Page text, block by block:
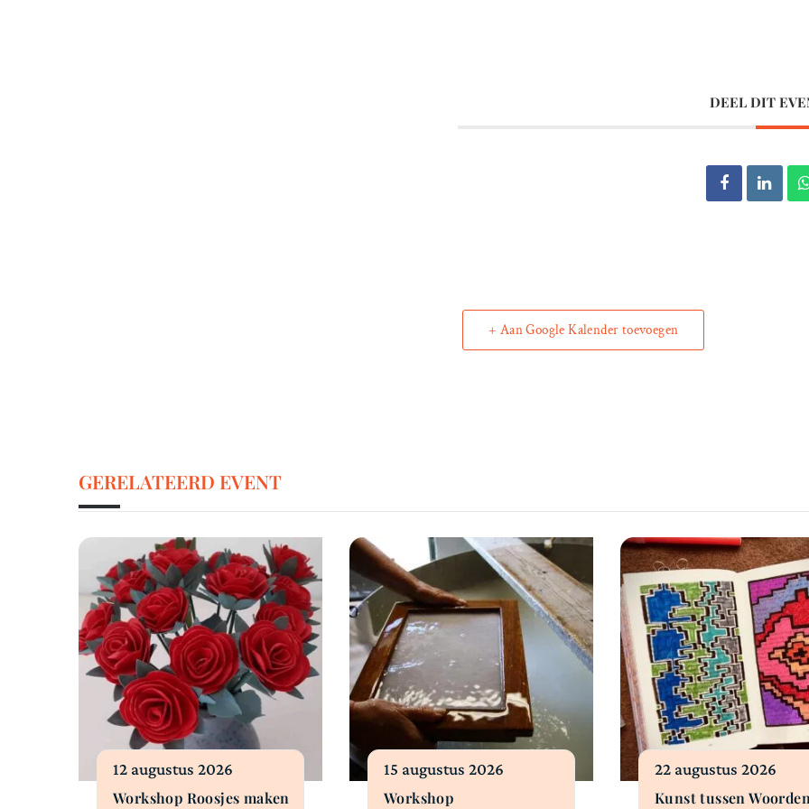
DEEL DIT
+ Aan Google Kalender toevoegen
GERELATEERD EVENT
12 augustus 2026
Workshop Roosjes maken
15 augustus 2026
Workshop
22 augustus 2026
Kunst tussen Woorden